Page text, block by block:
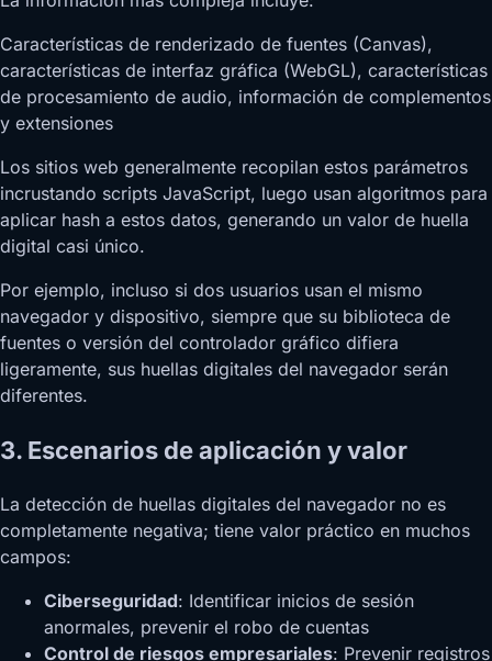
Características de renderizado de fuentes (Canvas),
características de interfaz gráfica (WebGL), características
de procesamiento de audio, información de complementos
y extensiones
Los sitios web generalmente recopilan estos parámetros
incrustando scripts JavaScript, luego usan algoritmos para
aplicar hash a estos datos, generando un valor de huella
digital casi único.
Por ejemplo, incluso si dos usuarios usan el mismo
navegador y dispositivo, siempre que su biblioteca de
fuentes o versión del controlador gráfico difiera
ligeramente, sus huellas digitales del navegador serán
diferentes.
3. Escenarios de aplicación y valor
La detección de huellas digitales del navegador no es
completamente negativa; tiene valor práctico en muchos
campos:
Ciberseguridad: Identificar inicios de sesión
anormales, prevenir el robo de cuentas
Control de riesgos empresariales: Prevenir registros